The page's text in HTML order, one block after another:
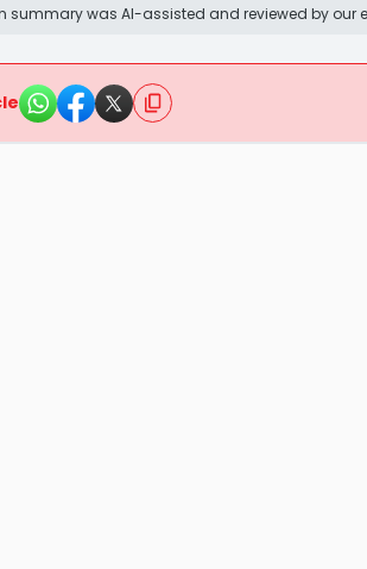
summary was AI-assisted and reviewed by our